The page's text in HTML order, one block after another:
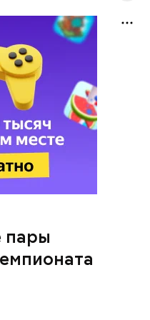
пары
12 июля,
запланировано на
Криштиану
с последнего
сборная со счетом 1:0
сборной.